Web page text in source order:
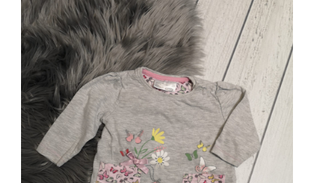
Jungen
Mädchen
Accesoires
Schuhe / Socken